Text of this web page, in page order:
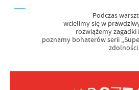
Podczas
wcielimy się w
rozwiążemy zagadki
poznamy bohaterów serii
zdolności.